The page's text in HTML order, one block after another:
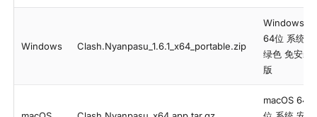
Windows Clash.Nyanpasu_1.6.1_x64_portable.zip
Windows
64位 系统
绿色 免安装
版
macOS 64